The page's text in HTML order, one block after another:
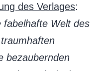
des Verlages:
fabelhafte Welt des
bezaubernden